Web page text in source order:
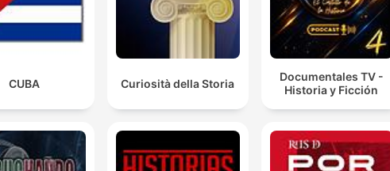
CUBA Curiosità della Storia
Documentales TV -
Historia y Ficción